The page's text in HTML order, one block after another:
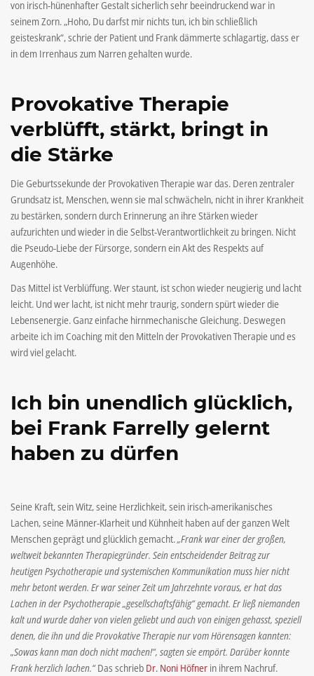
von irisch-hünenhafter Gestalt sicherlich sehr beeindruckend war in
seinem Zorn. „Hoho, Du darfst mir nichts tun, ich bin schließlich
geisteskrank“, schrie der Patient und Frank dämmerte schlagartig, dass er
in dem Irrenhaus zum Narren gehalten wurde.
Provokative Therapie
verblüfft, stärkt, bringt in
die Stärke
Die Geburtssekunde der Provokativen Therapie war das. Deren zentraler
Grundsatz ist, Menschen, wenn sie mal schwächeln, nicht in ihrer Krankheit
zu bestärken, sondern durch Erinnerung an ihre Stärken wieder
aufzurichten und wieder in die Selbst-Verantwortlichkeit zu bringen. Nicht
die Pseudo-Liebe der Fürsorge, sondern ein Akt des Respekts auf
Augenhöhe.
Das Mittel ist Verblüffung. Wer staunt, ist schon wieder neugierig und lacht
leicht. Und wer lacht, ist nicht mehr traurig, sondern spürt wieder die
Lebensenergie. Ganz einfache hirnmechanische Gleichung. Deswegen
arbeite ich im Coaching mit den Mitteln der Provokativen Therapie und es
wird viel gelacht.
Ich bin unendlich glücklich,
bei Frank Farrelly gelernt
haben zu dürfen
Seine Kraft, sein Witz, seine Herzlichkeit, sein irisch-amerikanisches
Lachen, seine Männer-Klarheit und Kühnheit haben auf der ganzen Welt
Menschen geprägt und glücklich gemacht.„Frank war einer der großen,
weltweit bekannten Therapiegründer. Sein entscheidender Beitrag zur
heutigen Psychotherapie und systemischen Kommunikation muss hier nicht
mehr betont werden. Er war seiner Zeit um Jahrzehnte voraus, er hat das
Lachen in der Psychotherapie „gesellschaftsfähig“ gemacht. Er ließ niemanden
kalt und wurde daher von vielen geliebt und auch von einigen gehasst, speziell
denen, die ihn und die Provokative Therapie nur vom Hörensagen kannten:
„Sowas kann man doch nicht machen!“, sagten sie empört. Darüber konnte
Frank herzlich lachen.“Das schrieb Dr. Noni Höfner in ihrem Nachruf.